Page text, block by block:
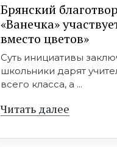
Брянский
«Ванечка»
вместо цветов»
Суть инициативы
школьники дарят
всего класса, а ...
Читать далее